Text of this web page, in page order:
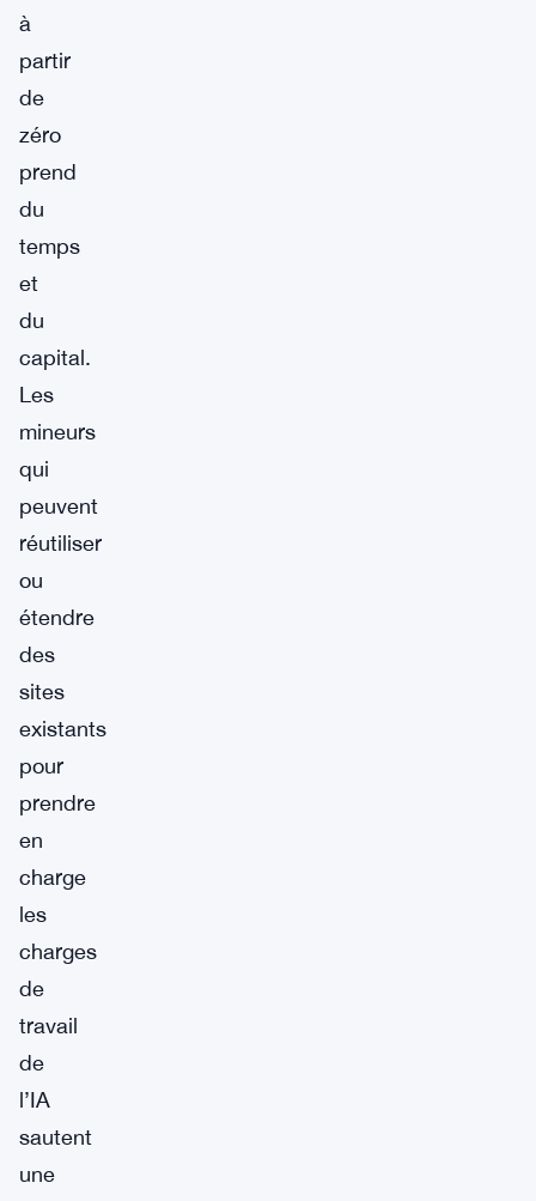
à
partir
de
zéro
prend
du
temps
et
du
capital.
Les
mineurs
qui
peuvent
réutiliser
ou
étendre
des
sites
existants
pour
prendre
en
charge
les
charges
de
travail
de
l’IA
sautent
une